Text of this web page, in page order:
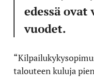
edessä
vuodet.
talouteen kuluja